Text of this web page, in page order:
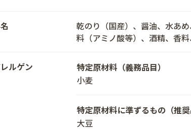
乾のり（国産）、醤油、水あ
料（アミノ酸等）、酒精、香
ルゲン
特定原材料（義務品目）
小麦
特定原材料に準ずるもの（推
大豆